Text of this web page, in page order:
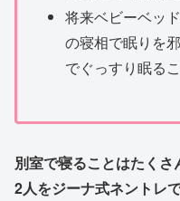
将来ベビーベッ
の寝相で眠りを
でぐっすり眠る
別室で寝ることはたく
2人をジーナ式ネントレ